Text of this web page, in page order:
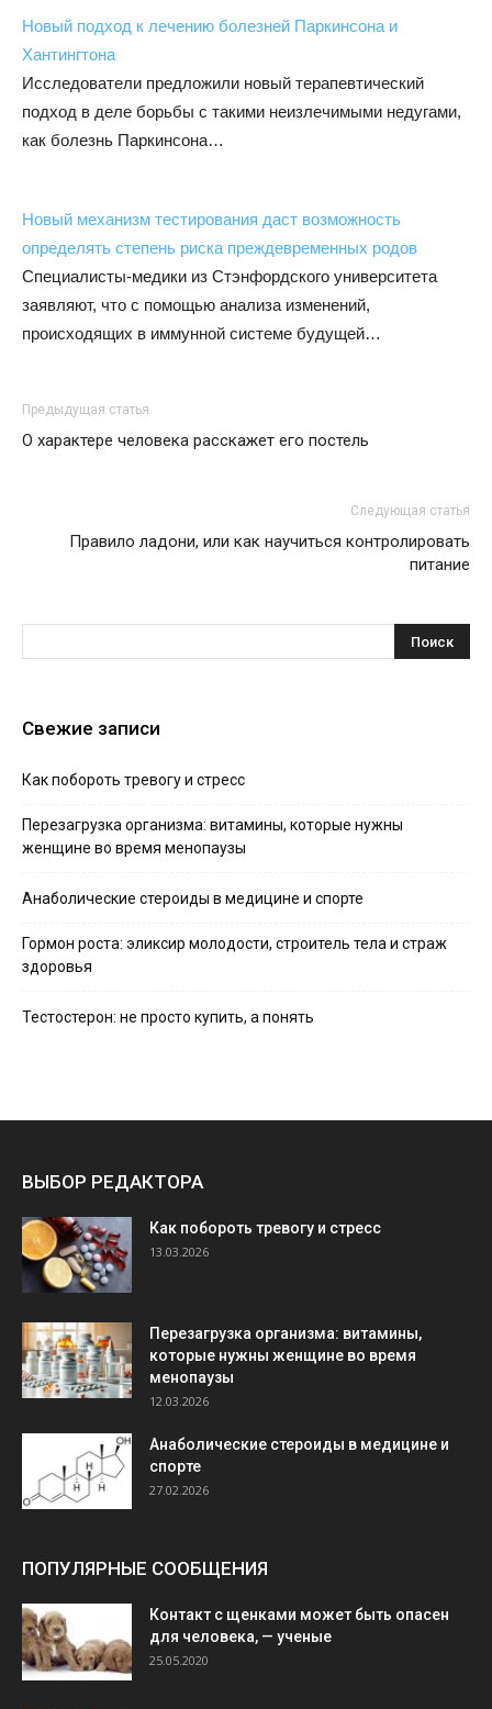
Новый подход к лечению болезней Паркинсона и
Хантингтона
Исследователи предложили новый терапевтический
подход в деле борьбы с такими неизлечимыми недугами,
как болезнь Паркинсона…
Новый механизм тестирования даст возможность
определять степень риска преждевременных родов
Специалисты-медики из Стэнфордского университета
заявляют, что с помощью анализа изменений,
происходящих в иммунной системе будущей…
Предыдущая статья
О характере человека расскажет его постель
Следующая статья
Правило ладони, или как научиться контролировать
питание
Свежие записи
Как побороть тревогу и стресс
Перезагрузка организма: витамины, которые нужны
женщине во время менопаузы
Анаболические стероиды в медицине и спорте
Гормон роста: эликсир молодости, строитель тела и страж
здоровья
Тестостерон: не просто купить, а понять
ВЫБОР РЕДАКТОРА
Как побороть тревогу и стресс
13.03.2026
Перезагрузка организма: витамины,
которые нужны женщине во время
менопаузы
12.03.2026
Анаболические стероиды в медицине и
спорте
27.02.2026
ПОПУЛЯРНЫЕ СООБЩЕНИЯ
Контакт с щенками может быть опасен
для человека, — ученые
25.05.2020